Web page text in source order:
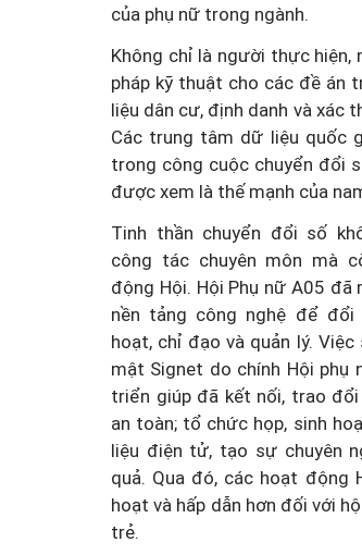
của phụ nữ trong ngành.
Không chỉ là người thực hiện,
pháp kỹ thuật cho các đề án
liệu dân cư, định danh và xác
Các trung tâm dữ liệu quốc
trong công cuộc chuyển đổi
được xem là thế mạnh của
Tinh thần chuyển đổi số
công tác chuyên môn mà
động Hội. Hội Phụ nữ A05 đã
nền tảng công nghệ để
hoạt, chỉ đạo và quản lý.
mật Signet do chính Hội phụ
triển giúp đã kết nối, trao
an toàn; tổ chức họp, sinh
liệu điện tử, tạo sự chuyên
quả. Qua đó, các hoạt động
hoạt và hấp dẫn hơn đối với
trẻ.
Công an Hà
game hoạt